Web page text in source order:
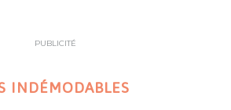
PUBLICITÉ
INDÉMODABLES